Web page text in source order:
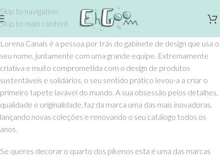
Skip to navigation
Skip to main content
Lorena Canals é a pessoa por trás do gabinete de design que usa o
seu nome, juntamente com uma grande equipe. Extremamente
criativa e muito comprometida com o design de produtos
sustentáveis ​​e solidários, o seu sentido prático levou-a a criar o
primeiro tapete lavável do mundo. A sua obsessão pelos detalhes,
qualidade e originalidade, faz da marca uma das mais inovadoras,
lançando novas coleções e renovando o seu catálogo todos os
anos.
Se queres decorar o quarto dos pikenos esta é uma das marcas